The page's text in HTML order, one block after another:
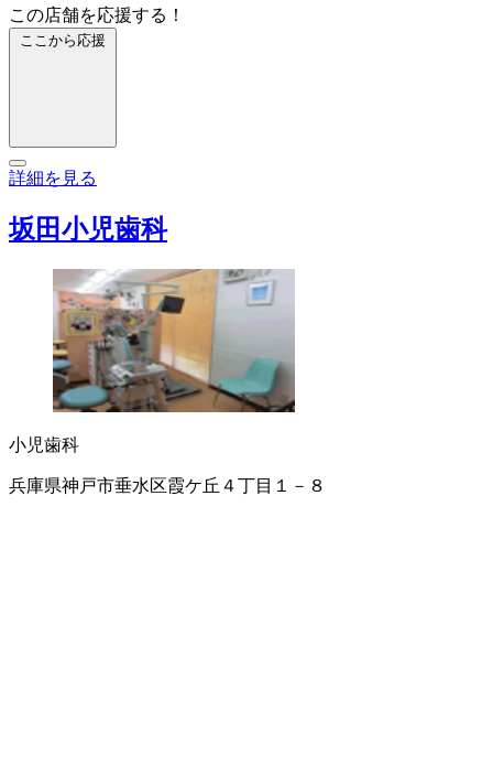
この店舗を応援する！
ここから応援
詳細を見る
坂田小児歯科
小児歯科
兵庫県神戸市垂水区霞ケ丘４丁目１－８